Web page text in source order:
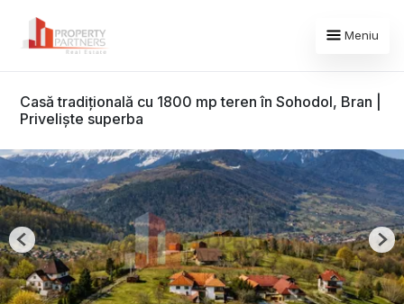
Meniu
Casă tradițională cu 1800 mp teren în Sohodol, Bran |
Priveliște superba
Previous